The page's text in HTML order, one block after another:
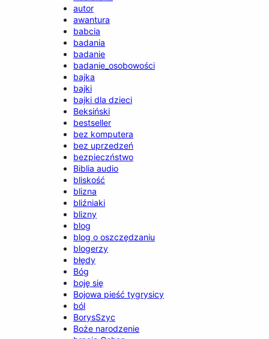
autor
awantura
babcia
badania
badanie
badanie_osobowości
bajka
bajki
bajki dla dzieci
Beksiński
bestseller
bez komputera
bez uprzedzeń
bezpieczństwo
Biblia audio
bliskość
blizna
bliźniaki
blizny
blog
blog o oszczędzaniu
blogerzy
błędy
Bóg
boję się
Bojowa pieść tygrysicy
ból
BorysSzyc
Boże narodzenie